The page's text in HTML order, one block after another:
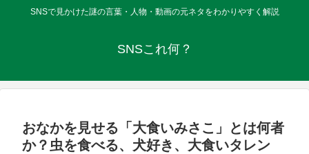
SNSで見かけた謎の言葉・人物・動画の元ネタをわかりやすく解説
SNSこれ何？
おなかを見せる「大食いみさこ」とは何者
か？虫を食べる、犬好き、大食いタレン